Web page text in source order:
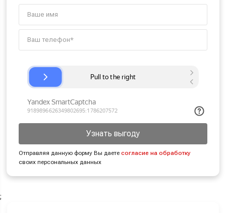
Узнать выгоду
Отправляя данную форму Вы даетесогласие на обработку
своих персональных данных
;